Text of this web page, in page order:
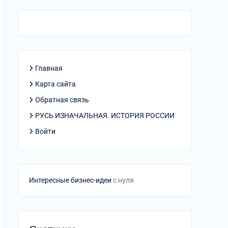
Главная
Карта сайта
Обратная связь
РУСЬ ИЗНАЧАЛЬНАЯ. ИСТОРИЯ РОССИИ
Войти
Интересные бизнес-идеи с нуля